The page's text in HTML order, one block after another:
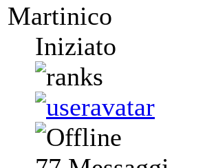
Martinico
Iniziato